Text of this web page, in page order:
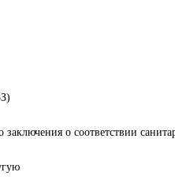
заключения о соответствии